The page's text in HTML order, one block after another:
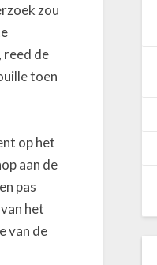
zou
reed de
toen
op het
aan de
pas
het
van de